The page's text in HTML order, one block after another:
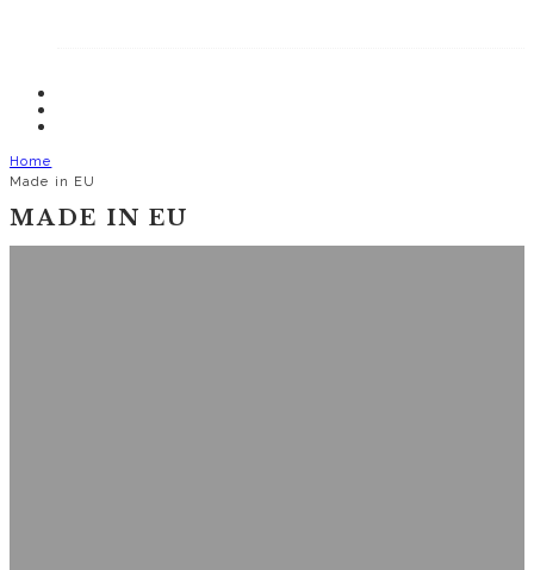
Home
Made in EU
MADE IN EU